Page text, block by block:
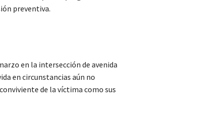
preventiva.
en la intersección de avenida
en circunstancias aún no
de la víctima como sus